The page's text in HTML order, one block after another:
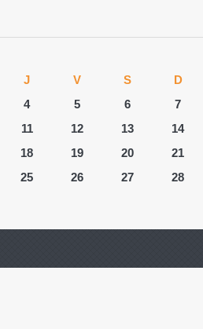
J V S
D
4 5 6
7
11 12 13
14
18 19 20
21
25 26 27
28